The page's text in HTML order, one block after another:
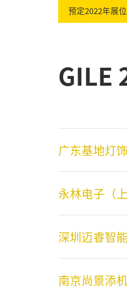
预定2022年展位
GILE
广东基地灯
永林电子（
深圳迈睿智
南京尚景添